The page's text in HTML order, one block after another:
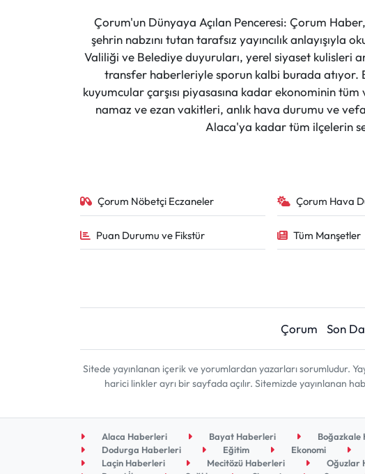
Çorum'un Dünyaya Açılan Penceresi: Çorum
şehrin nabzını tutan tarafsız yayıncılık
Valiliği ve Belediye duyuruları, yerel siyaset kulisleri
transfer haberleriyle sporun kalbi burada atıyor.
kuyumcular çarşısı piyasasına kadar ekonominin
namaz ve ezan vakitleri, anlık hava durumu ve
Alaca'ya kadar tüm ilçelerin
Çorum Nöbetçi Eczaneler Çorum Hava
Puan Durumu ve Fikstür Tüm Manşetler
Çorum Son
Sitede yayınlanan içerik ve yorumlardan yazarları sorumludur.
harici linkler ayrı bir sayfada açılır. Sitemizde yayınlanan
Alaca Haberleri Bayat Haberleri Boğazkale
Dodurga Haberleri
Eğitim Ekonomi
Laçin Haberleri
Mecitözü Haberleri Oğuzlar